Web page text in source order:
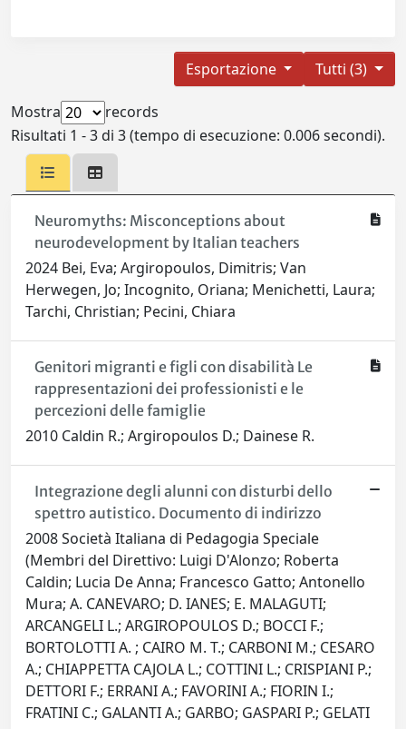
Tutti (3)
Esportazione
Mostra
records
Risultati 1 - 3 di 3 (tempo di esecuzione: 0.006 secondi).
Neuromyths: Misconceptions about
neurodevelopment by Italian teachers
2024 Bei, Eva; Argiropoulos, Dimitris; Van
Herwegen, Jo; Incognito, Oriana; Menichetti, Laura;
Tarchi, Christian; Pecini, Chiara
Genitori migranti e figli con disabilità Le
rappresentazioni dei professionisti e le
percezioni delle famiglie
2010 Caldin R.; Argiropoulos D.; Dainese R.
Integrazione degli alunni con disturbi dello
spettro autistico. Documento di indirizzo
2008 Società Italiana di Pedagogia Speciale
(Membri del Direttivo: Luigi D'Alonzo; Roberta
Caldin; Lucia De Anna; Francesco Gatto; Antonello
Mura; A. CANEVARO; D. IANES; E. MALAGUTI;
ARCANGELI L.; ARGIROPOULOS D.; BOCCI F.;
BORTOLOTTI A. ; CAIRO M. T.; CARBONI M.; CESARO
A.; CHIAPPETTA CAJOLA L.; COTTINI L.; CRISPIANI P.;
DETTORI F.; ERRANI A.; FAVORINI A.; FIORIN I.;
FRATINI C.; GALANTI A.; GARBO; GASPARI P.; GELATI